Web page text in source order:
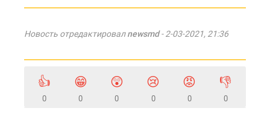
Новость отредактировалnewsmd- 2-03-2021, 21:36
👍
0
😁
0
😲
0
😢
0
😡
0
👎
0